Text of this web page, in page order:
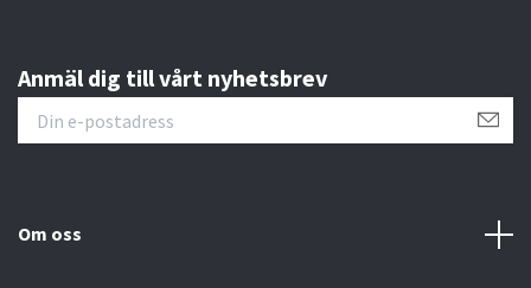
Anmäl dig till vårt nyhetsbrev
Om oss